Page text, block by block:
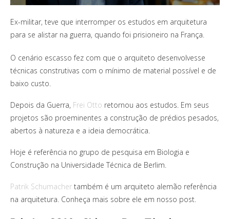
Ex-militar, teve que interromper os estudos em arquitetura
para se alistar na guerra, quando foi prisioneiro na França.
O cenário escasso fez com que o arquiteto desenvolvesse
técnicas construtivas com o mínimo de material possível e de
baixo custo.
Depois da Guerra, Frei Otto retornou aos estudos. Em seus
projetos são proeminentes a construção de prédios pesados,
abertos à natureza e a ideia democrática.
Hoje é referência no grupo de pesquisa em Biologia e
Construção na Universidade Técnica de Berlim.
Patrik Schumacher também é um arquiteto alemão referência
na arquitetura. Conheça mais sobre ele em nosso post.